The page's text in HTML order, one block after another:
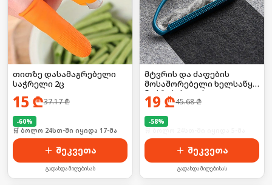
თითზე დასამაგრებელი
საჭრელი 2ც
15 ₾37.17₾
-60%
🛒 ბოლო 24სთ-ში იყიდა 17-მა
შეკვეთა
გადახდა მიღებისას
მტვრის და ძაფების
მოსაშორებელი ხელსაწყო
ნაჭრებისთვის 2ც
19 ₾45.68₾
-58%
შეკვეთა
გადახდა მიღებისას